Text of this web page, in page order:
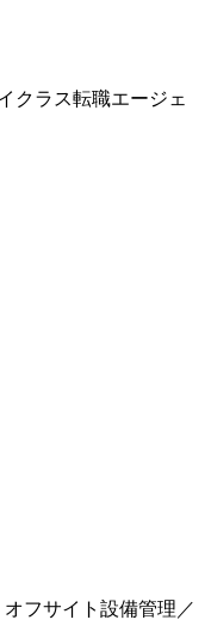
クラス転職エージェ
フサイト設備管理／